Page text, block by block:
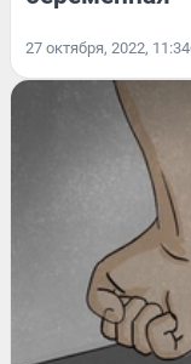
27 октября, 2022, 11:34